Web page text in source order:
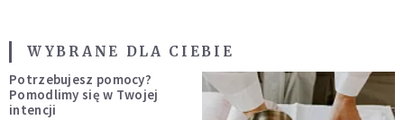
WYBRANE DLA CIEBIE
Potrzebujesz pomocy?
Pomodlimy się w Twojej
intencji